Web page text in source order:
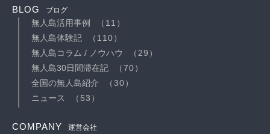
BLOG ブログ
無人島活用事例
（11）
無人島体験記
（110）
無人島コラム / ノウハウ
（29）
無人島30日間滞在記
（70）
全国の無人島紹介
（30）
ニュース
（53）
COMPANY 運営会社